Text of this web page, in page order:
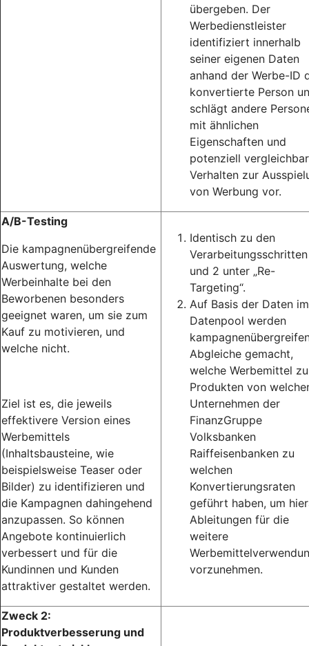
übergeben. Der
Werbedienstleister
identifiziert innerhalb
seiner eigenen Daten
anhand der Werbe-ID
konvertierte Person
schlägt andere
mit ähnlichen
Eigenschaften und
potenziell
Verhalten zur
von Werbung vor.
A/B-Testing
Die kampagnenübergreifende
Auswertung, welche
Werbeinhalte bei den
Beworbenen besonders
geeignet waren, um sie zum
Kauf zu motivieren, und
welche nicht.
Ziel ist es, die jeweils
effektivere Version eines
Werbemittels
(Inhaltsbausteine, wie
beispielsweise Teaser oder
Bilder) zu identifizieren und
die Kampagnen dahingehend
anzupassen. So können
Angebote kontinuierlich
verbessert und für die
Kundinnen und Kunden
attraktiver gestaltet werden.
Identisch zu den
Verarbeitungsschritten
und 2 unter „Re-
Targeting“.
Auf Basis der Daten im
Datenpool werden
Abgleiche gemacht,
welche Werbemittel zu
Produkten von
Unternehmen der
FinanzGruppe
Volksbanken
Raiffeisenbanken zu
welchen
Konvertierungsraten
geführt haben, um
Ableitungen für die
weitere
vorzunehmen.
Zweck 2:
Produktverbesserung und